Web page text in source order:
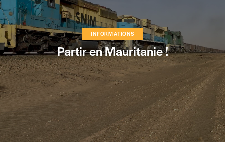
INFORMATIONS
Partir en Mauritanie !